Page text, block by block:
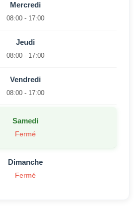
Mercredi
08:00 - 17:00
Jeudi
08:00 - 17:00
Vendredi
08:00 - 17:00
Samedi
Fermé
Dimanche
Fermé